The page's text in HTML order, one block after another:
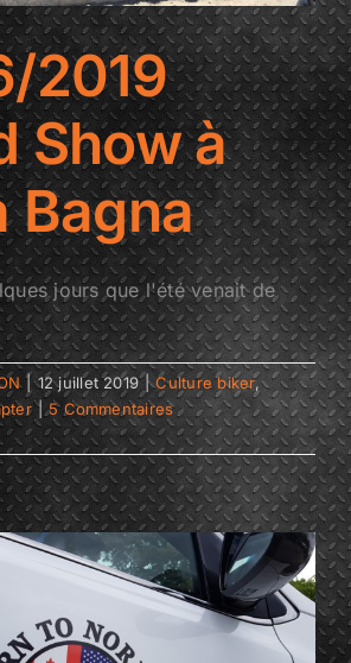
2019
Show à
Bagna
jours que l'été venait de
| 12 juillet 2019 | Culture biker,
| 5 Commentaires